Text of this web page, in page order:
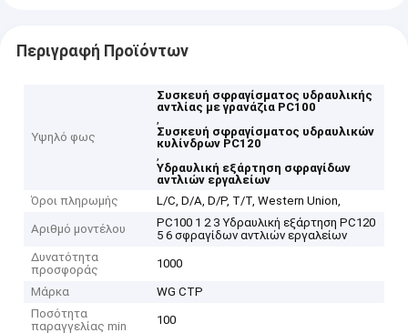
Περιγραφή Προϊόντων
Υψηλό φως
Συσκευή σφραγίσματος υδραυλικής
αντλίας με γρανάζια PC100
,
Συσκευή σφραγίσματος υδραυλικών
κυλίνδρων PC120
,
Υδραυλική εξάρτηση σφραγίδων
αντλιών εργαλείων
Όροι πληρωμής
L/C, D/A, D/P, T/T, Western Union,
Αριθμό μοντέλου
PC100 1 2 3 Υδραυλική εξάρτηση PC120
5 6 σφραγίδων αντλιών εργαλείων
Δυνατότητα
προσφοράς
1000
Μάρκα
WG CTP
Ποσότητα
παραγγελίας min
100